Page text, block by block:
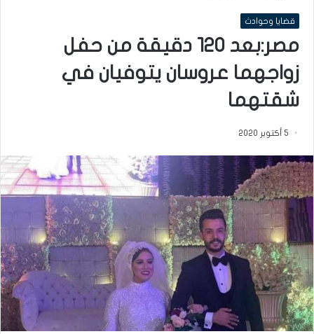
قضايا وحوادث
مصر:بعد 120 دقيقة من حفل
زواجهما عروسان يتوفيان في
شقتهما
5 أكتوبر 2020